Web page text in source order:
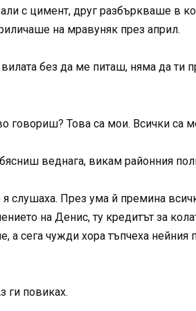
с цимент, друг разбъркваше в
на мравуняк през април.
без да ме питаш, няма да ти
говориш? Това са мои. Всички са
веднага, викам районния
я слушаха. През ума й премина
на Денис, ту кредитът за
а сега чужди хора тъпчеха
ги повиках.